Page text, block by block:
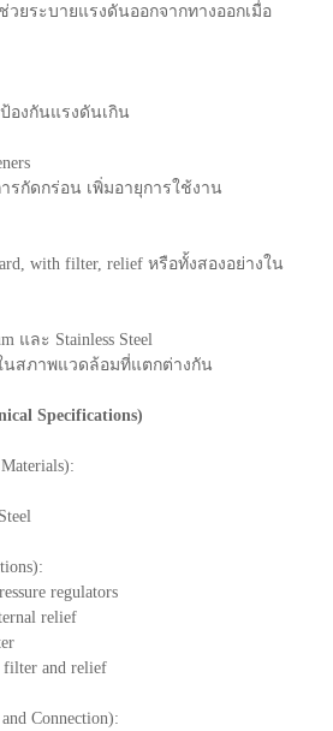
ช่วยระบายแรงดันออกจากทางออกเมื่อ
องกันแรงดันเกิน
กัดกร่อน เพิ่มอายุการใช้งาน
with filter, relief หรือทั้งสองอย่างใน
และ Stainless Steel
นสภาพแวดล้อมที่แตกต่างกัน
Specifications)
regulators
relief
filter and relief
Connection):